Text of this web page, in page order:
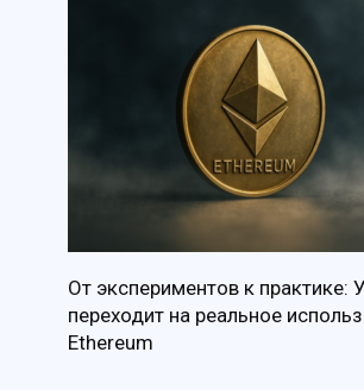
От экспериментов к практике:
переходит на реальное
Ethereum